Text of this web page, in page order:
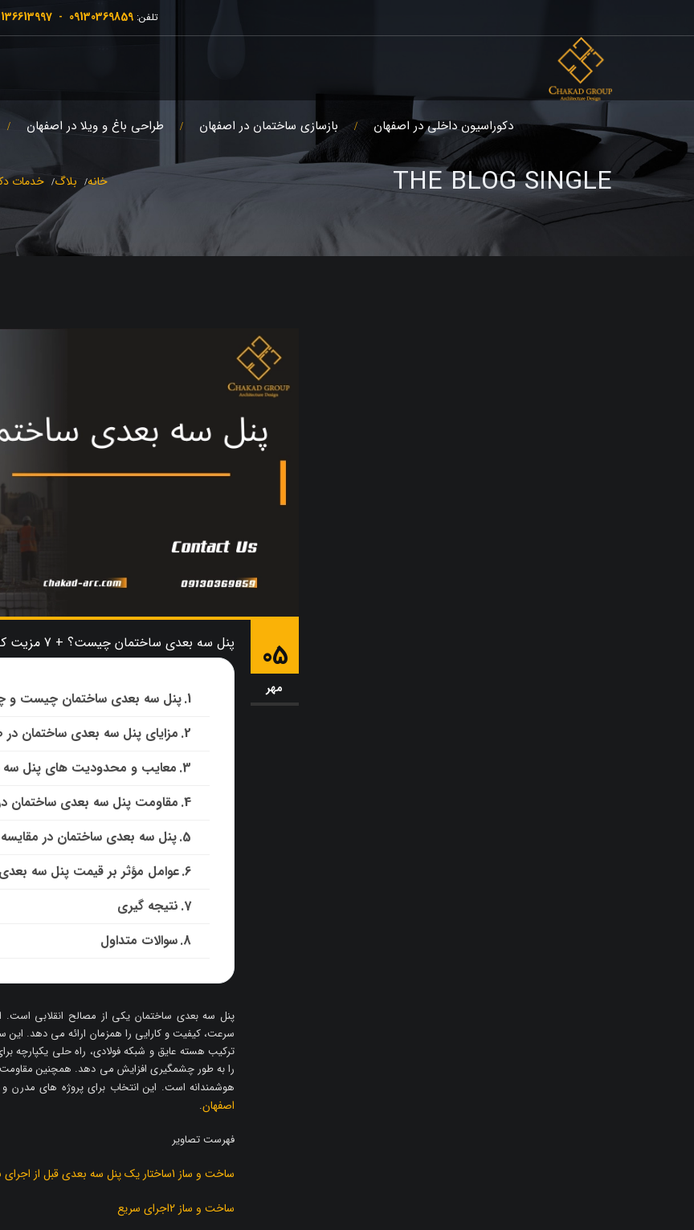
تلفن: 09130369859
-
دکوراسیون داخلی در اصفهان بازسازی ساختمان در اصفهان طراحی باغ و ویلا در اصفهان
THE BLOG SINGLE خانه بلاگ خدمات
05
مهر
پنل سه بعدی ساختمان چیست؟ + 7 مزیت کلیدی برای ساخت‌ و ساز
پنل سه بعدی ساختمان چیست و
مزایای پنل سه بعدی ساختمان
معایب و محدودیت های پنل سه
مقاومت پنل سه بعدی ساختمان
پنل سه بعدی ساختمان در
عوامل مؤثر بر قیمت پنل سه
نتیجه گیری
سوالات متداول
پنل سه بعدی ساختمان یکی از مصالح انقلابی است.
سرعت، کیفیت و کارایی را همزمان ارائه می دهد.
ترکیب هسته عایق و شبکه فولادی، راه حلی
را به طور چشمگیری افزایش می دهد. همچنین مقاومت
هوشمندانه است. این انتخاب برای پروژه های
اصفهان.
فهرست تصاویر
ساخت و ساز 1ساختار یک پنل سه بعدی قبل از اجرای بتن پاشی
ساخت و ساز 2اجرای سریع